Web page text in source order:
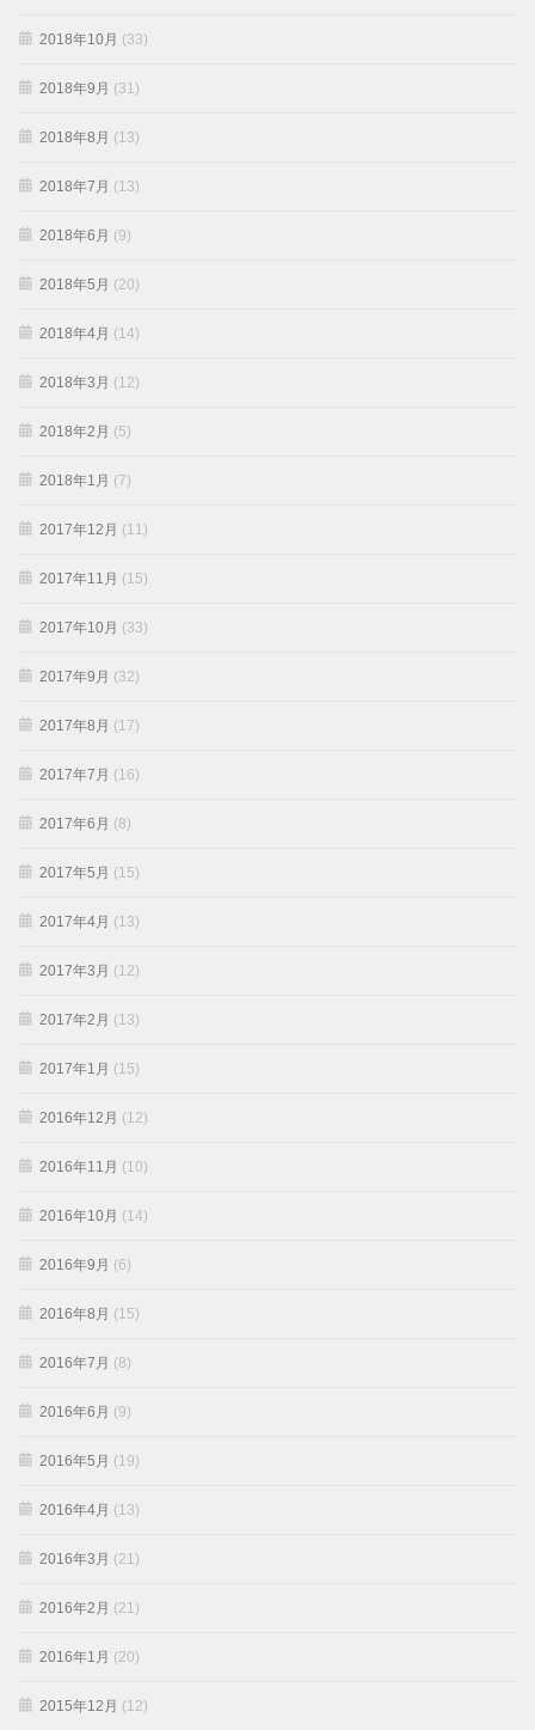
2018年10月 (33)
2018年9月 (31)
2018年8月 (13)
2018年7月 (13)
2018年6月 (9)
2018年5月 (20)
2018年4月 (14)
2018年3月 (12)
2018年2月 (5)
2018年1月 (7)
2017年12月 (11)
2017年11月 (15)
2017年10月 (33)
2017年9月 (32)
2017年8月 (17)
2017年7月 (16)
2017年6月 (8)
2017年5月 (15)
2017年4月 (13)
2017年3月 (12)
2017年2月 (13)
2017年1月 (15)
2016年12月 (12)
2016年11月 (10)
2016年10月 (14)
2016年9月 (6)
2016年8月 (15)
2016年7月 (8)
2016年6月 (9)
2016年5月 (19)
2016年4月 (13)
2016年3月 (21)
2016年2月 (21)
2016年1月 (20)
2015年12月 (12)